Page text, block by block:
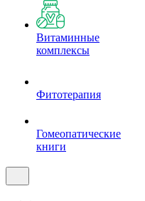
Витаминные
комплексы
Фитотерапия
Гомеопатические
книги